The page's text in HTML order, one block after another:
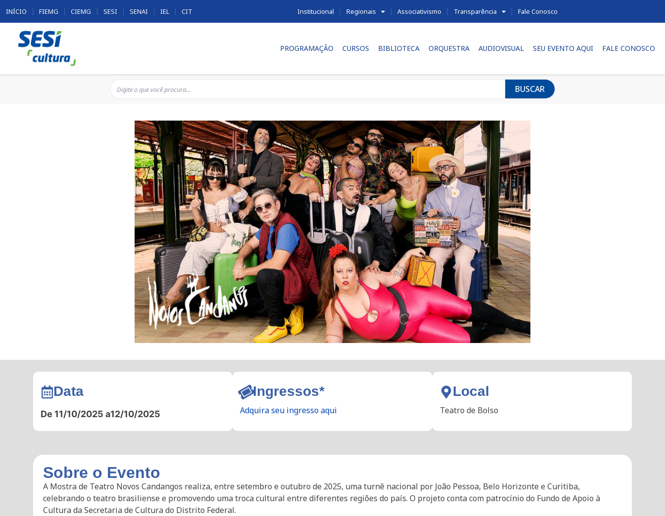
INÍCIO FIEMG CIEMG SESI SENAI IEL CIT Institucional Regionais Associativismo Transparência Fale Conosco
PROGRAMAÇÃO CURSOS BIBLIOTECA ORQUESTRA AUDIOVISUAL SEU EVENTO AQUI FALE CONOSCO
BUSCAR
Data
De 11/10/2025 a12/10/2025
Ingressos*
Adquira seu ingresso aqui
Local
Teatro de Bolso
Sobre o Evento
A Mostra de Teatro Novos Candangos realiza, entre setembro e outubro de 2025, uma turnê nacional por João Pessoa, Belo Horizonte e Curitiba,
celebrando o teatro brasiliense e promovendo uma troca cultural entre diferentes regiões do país. O projeto conta com patrocínio do Fundo de Apoio à
Cultura da Secretaria de Cultura do Distrito Federal.